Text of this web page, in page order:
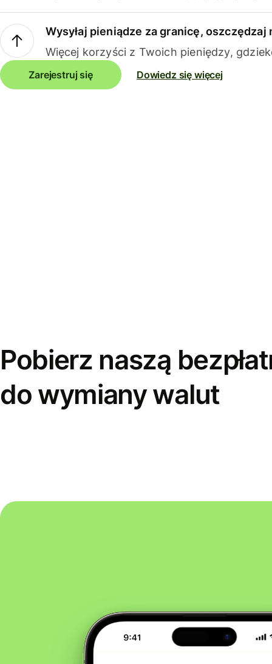
Wysyłaj pieniądze za granicę, oszczędzaj
Więcej korzyści z Twoich pieniędzy,
Zarejestruj się Dowiedz się więcej
Pobierz naszą
do wymiany walut